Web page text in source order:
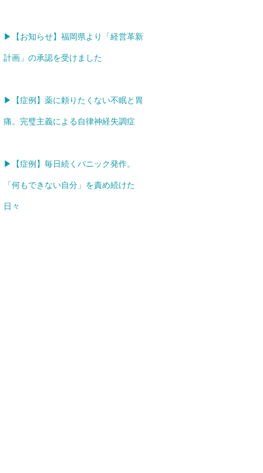
▶【お知らせ】福岡県より「経営革新
計画」の承認を受けました
▶【症例】薬に頼りたくない不眠と胃
痛。完璧主義による自律神経失調症
▶【症例】毎日続くパニック発作。
「何もできない自分」を責め続けた
日々